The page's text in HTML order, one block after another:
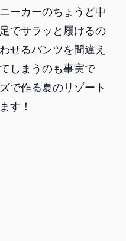
ーカーのちょうど中
でサラッと履けるの
せるパンツを間違え
しまうのも事実で
で作る夏のリゾート
す！